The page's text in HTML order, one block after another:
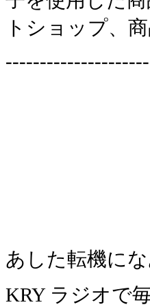
トショップ、
あした転機にな
KRY ラジオで